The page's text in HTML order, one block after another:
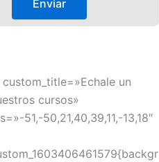
un
cursos»
51,-50,21,40,39,11,-13,18″